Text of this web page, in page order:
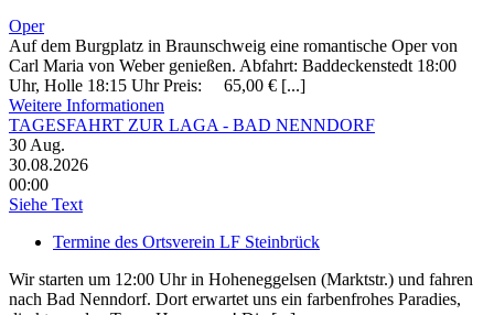
Oper
Auf dem Burgplatz in Braunschweig eine romantische Oper von
Carl Maria von Weber genießen. Abfahrt: Baddeckenstedt 18:00
Uhr, Holle 18:15 Uhr Preis: 65,00 € [...]
Weitere Informationen
TAGESFAHRT ZUR LAGA - BAD NENNDORF
30 Aug.
30.08.2026
00:00
Siehe Text
Termine des Ortsverein LF Steinbrück
Wir starten um 12:00 Uhr in Hoheneggelsen (Marktstr.) und fahren
nach Bad Nenndorf. Dort erwartet uns ein farbenfrohes Paradies,